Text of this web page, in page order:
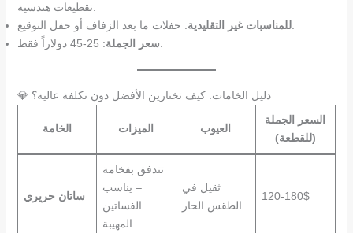
تقطيعات هندسية.
للمناسبات غير التقليدية: حفلات ما بعد الزفاف أو حفل التوقيع.
سعر الجملة
💎 دليل الخامات: كيف تختارين الأفضل دون تكلفة عالية؟
الخامة الميزات العيوب
السعر الجملة
(للقطعة)
ساتان حريري
تتدفق بفخامة
– يناسب
الفساتين
المهيبة
ثقيل في
الطقس الحار
120-180$